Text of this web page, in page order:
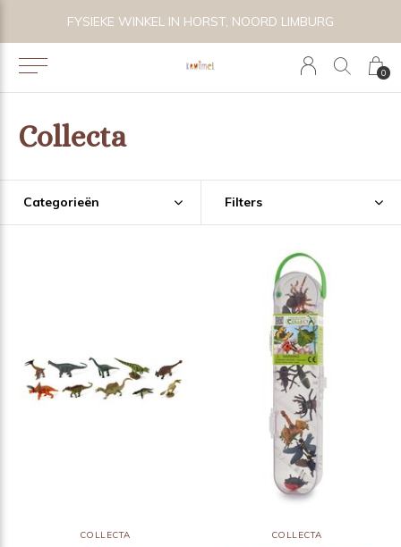
0
FYSIEKE WINKEL IN HORST, NOORD LIMBURG
Collecta
Categorieën Filters
COLLECTA COLLECTA